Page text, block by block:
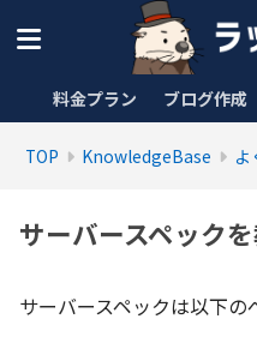
料金プラン ブログ作成
TOP KnowledgeBase
サーバースペック
サーバースペックは以下の